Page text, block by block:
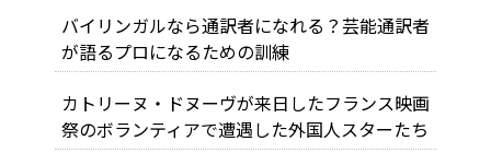
バイリンガルなら通訳者になれる？芸能通訳者
が語るプロになるための訓練
カトリーヌ・ドヌーヴが来日したフランス映画
祭のボランティアで遭遇した外国人スターたち